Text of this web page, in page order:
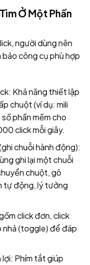
Ở Một Phần
người dùng nên
công cụ phù hợp
Khả năng thiết lập
chuột (ví dụ: mili
phần mềm cho
click mỗi giây.
chuỗi hành động):
ghi lại một chuỗi
chuột, gõ
tự động, lý tưởng
click đơn, click
nhả (toggle) để đáp
Phím tắt giúp